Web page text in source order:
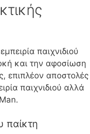
παιχνιδιού
και την αφοσίωση
επιπλέον αποστολές
παιχνιδιού αλλά
παίκτη